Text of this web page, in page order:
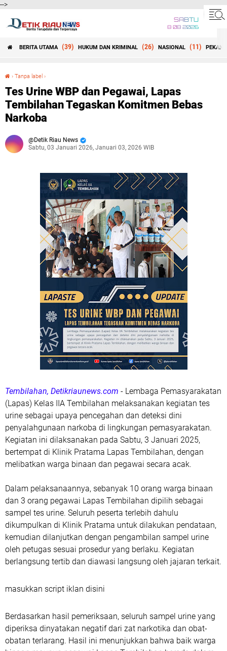
-->
SABTU
8 08 2026
BERITA UTAMA (39) HUKUM DAN KRIMINAL (26) NASIONAL (11)
› Tanpa label ›
Tes Urine WBP dan Pegawai, Lapas
Tembilahan Tegaskan Komitmen Bebas
Narkoba
Detik Riau News
Sabtu, 03 Januari 2026, Januari 03, 2026 WIB
Tembilahan, Detikriaunews.com - Lembaga Pemasyarakatan
(Lapas) Kelas IIA Tembilahan melaksanakan kegiatan tes
urine sebagai upaya pencegahan dan deteksi dini
penyalahgunaan narkoba di lingkungan pemasyarakatan.
Kegiatan ini dilaksanakan pada Sabtu, 3 Januari 2025,
bertempat di Klinik Pratama Lapas Tembilahan, dengan
melibatkan warga binaan dan pegawai secara acak.
Dalam pelaksanaannya, sebanyak 10 orang warga binaan
dan 3 orang pegawai Lapas Tembilahan dipilih sebagai
sampel tes urine. Seluruh peserta terlebih dahulu
dikumpulkan di Klinik Pratama untuk dilakukan pendataan,
kemudian dilanjutkan dengan pengambilan sampel urine
oleh petugas sesuai prosedur yang berlaku. Kegiatan
berlangsung tertib dan diawasi langsung oleh jajaran terkait.
masukkan script iklan disini
Berdasarkan hasil pemeriksaan, seluruh sampel urine yang
diperiksa dinyatakan negatif dari zat narkotika dan obat-
obatan terlarang. Hasil ini menunjukkan bahwa baik warga